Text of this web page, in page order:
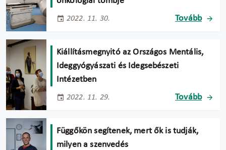
2022. 11. 30. Tovább
Kiállításmegnyitó az Országos Mentális,
Ideggyógyászati és Idegsebészeti
Intézetben
2022. 11. 29. Tovább
Függőkön segítenek, mert ők is tudják,
milyen a szenvedés